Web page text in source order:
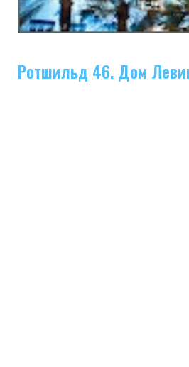
Ротшильд 46. Дом